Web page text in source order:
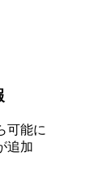
可能に
追加